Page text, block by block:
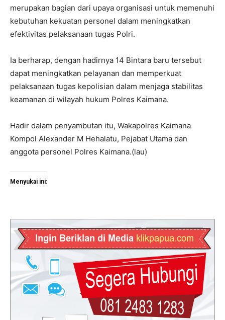
merupakan bagian dari upaya organisasi untuk memenuhi
kebutuhan kekuatan personel dalam meningkatkan
efektivitas pelaksanaan tugas Polri.
Ia berharap, dengan hadirnya 14 Bintara baru tersebut
dapat meningkatkan pelayanan dan memperkuat
pelaksanaan tugas kepolisian dalam menjaga stabilitas
keamanan di wilayah hukum Polres Kaimana.
Hadir dalam penyambutan itu, Wakapolres Kaimana
Kompol Alexander M Hehalatu, Pejabat Utama dan
anggota personel Polres Kaimana.(lau)
Menyukai ini: